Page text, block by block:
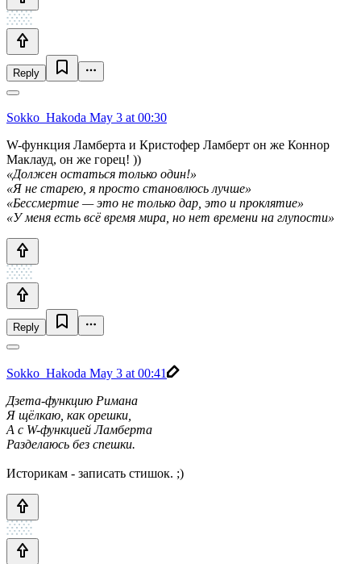
Reply
Sokko_Hakoda May 3 at 00:30
W-функция Ламберта и Кристофер Ламберт он же Коннор
Маклауд, он же горец! ))
«Должен остаться только один!»
«Я не старею, я просто становлюсь лучше»
«Бессмертие — это не только дар, это и проклятие»
«У меня есть всё время мира, но нет времени на глупости»
Reply
Sokko_Hakoda May 3 at 00:41
Дзета-функцию Римана
Я щёлкаю, как орешки,
А с W-функцией Ламберта
Разделаюсь без спешки.
Историкам - записать стишок. ;)